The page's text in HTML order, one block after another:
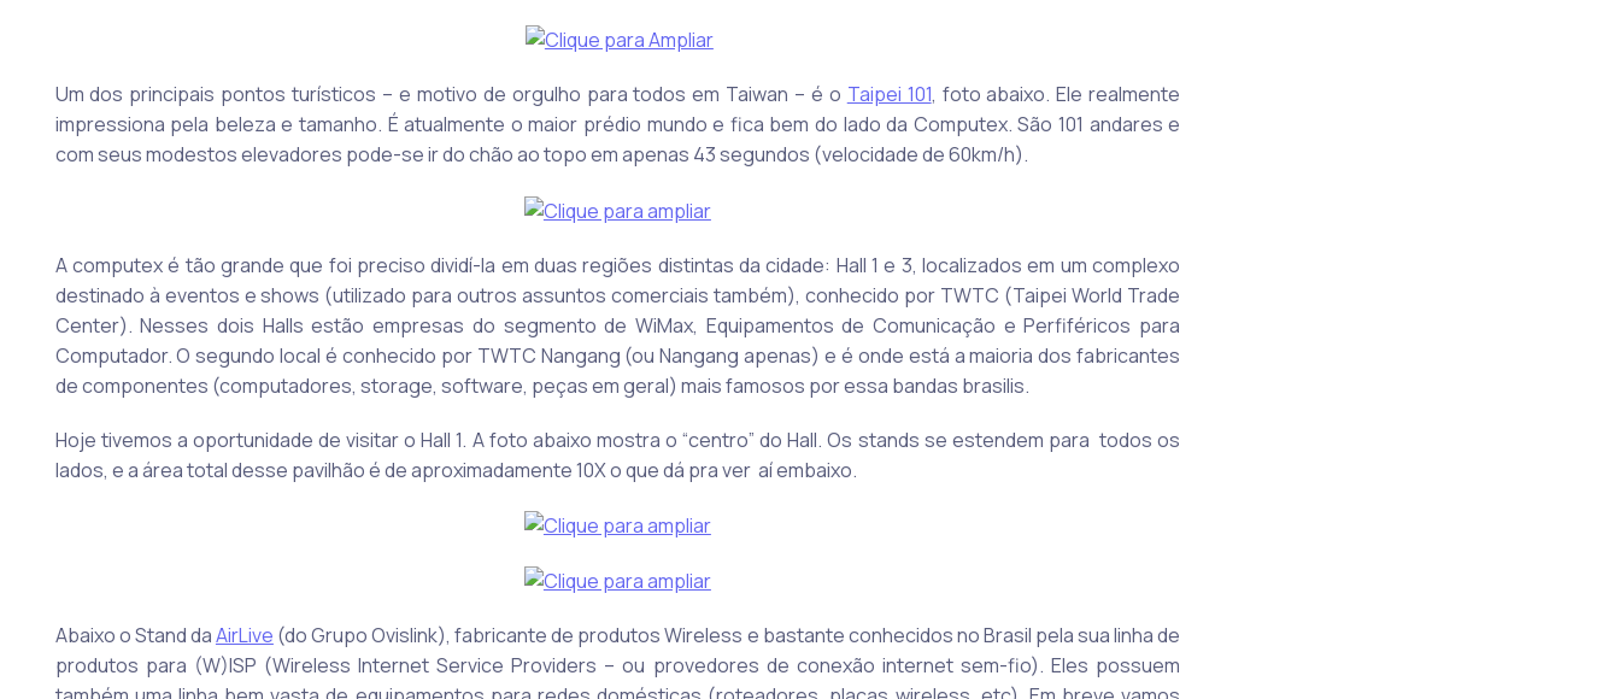
Um dos principais pontos turísticos – e motivo de orgulho para todos em Taiwan – é o Taipei 101, foto abaixo. Ele realmente
impressiona pela beleza e tamanho. É atualmente o maior prédio mundo e fica bem do lado da Computex. São 101 andares e
com seus modestos elevadores pode-se ir do chão ao topo em apenas 43 segundos (velocidade de 60km/h).
A computex é tão grande que foi preciso dividí-la em duas regiões distintas da cidade: Hall 1 e 3, localizados em um complexo
destinado à eventos e shows (utilizado para outros assuntos comerciais também), conhecido por TWTC (Taipei World Trade
Center). Nesses dois Halls estão empresas do segmento de WiMax, Equipamentos de Comunicação e Perfiféricos para
Computador. O segundo local é conhecido por TWTC Nangang (ou Nangang apenas) e é onde está a maioria dos fabricantes
de componentes (computadores, storage, software, peças em geral) mais famosos por essa bandas brasilis.
Hoje tivemos a oportunidade de visitar o Hall 1. A foto abaixo mostra o “centro” do Hall. Os stands se estendem para todos os
lados, e a área total desse pavilhão é de aproximadamente 10X o que dá pra ver aí embaixo.
Abaixo o Stand daAirLive (do Grupo Ovislink), fabricante de produtos Wireless e bastante conhecidos no Brasil pela sua linha de
produtos para (W)ISP (Wireless Internet Service Providers – ou provedores de conexão internet sem-fio). Eles possuem